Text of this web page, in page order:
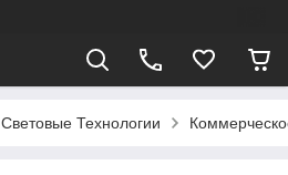
Световые Технологии